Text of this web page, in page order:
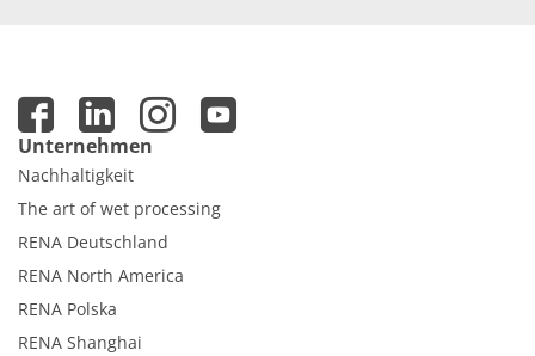
Unternehmen
Nachhaltigkeit
The art of wet processing
RENA Deutschland
RENA North America
RENA Polska
RENA Shanghai